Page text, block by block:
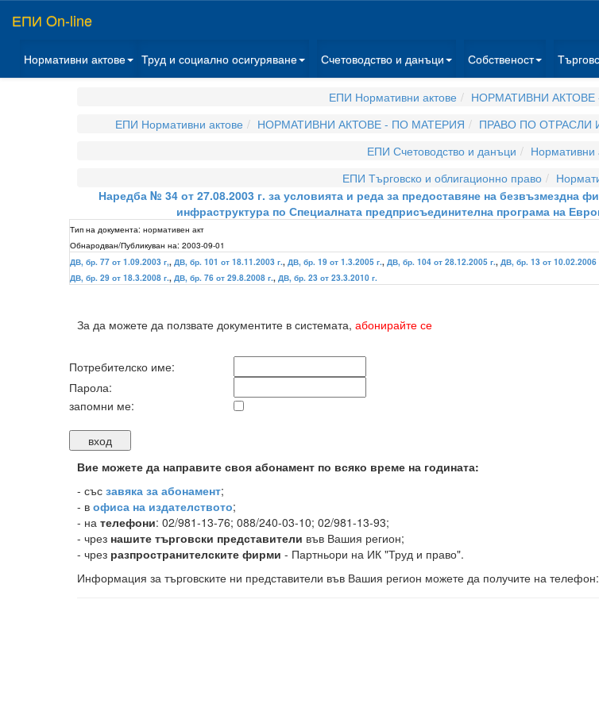
ЕПИ On-line
Нормативни актове Труд и социално осигуряване Счетоводство и данъци Собственост
ЕПИ Нормативни актове НОРМАТИВНИ
ЕПИ Нормативни актове
НОРМАТИВНИ АКТОВЕ - ПО МАТЕРИЯ ПРАВО ПО ОТРАСЛИ
ЕПИ Счетоводство и данъци
Нормативни
ЕПИ Търговско и облигационно право
Наредба № 34 от 27.08.2003 г. за условията и реда за предоставяне на безвъзмездна
инфраструктура по Специалната предприсъединителна програма на
Тип на документа: нормативен акт
Обнародван/Публикуван на: 2003-09-01
ДВ, бр. 77 от 1.09.2003 г,, ДВ, бр. 101 от 18.11.2003 г., ДВ, бр. 19 от 1.3.2005 г., ДВ, бр. 104 от 28.12.2005 г., ДВ, бр. 13 от 10.02.2006
ДВ, бр. 29 от 18.3.2008 г., ДВ, бр. 76 от 29.8.2008 г., ДВ, бр. 23 от 23.3.2010 г.
За да можете да ползвате документите в системата, абонирайте се
Потребителско име:
Парола:
запомни ме:
Вие можете да направите своя абонамент по всяко време на годината:
- със завяка за абонамент;
- в офиса на издателството;
- на телефони: 02/981-13-76; 088/240-03-10; 02/981-13-93;
- чрез нашите търговски представители във Вашия регион;
- чрез разпространителските фирми - Партньори на ИК "Труд и право".
Информация за търговските ни представители във Вашия регион можете да получите на